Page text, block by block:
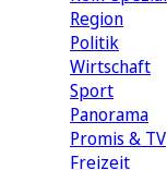
Region
Politik
Wirtschaft
Sport
Panorama
Promis & TV
Freizeit